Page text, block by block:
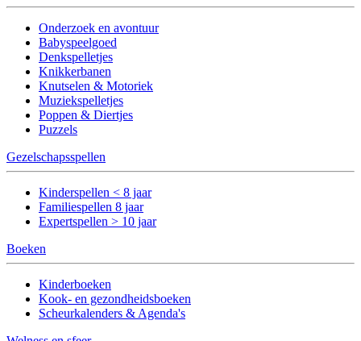
Onderzoek en avontuur
Babyspeelgoed
Denkspelletjes
Knikkerbanen
Knutselen & Motoriek
Muziekspelletjes
Poppen & Diertjes
Puzzels
Gezelschapsspellen
Kinderspellen < 8 jaar
Familiespellen 8 jaar
Expertspellen > 10 jaar
Boeken
Kinderboeken
Kook- en gezondheidsboeken
Scheurkalenders & Agenda's